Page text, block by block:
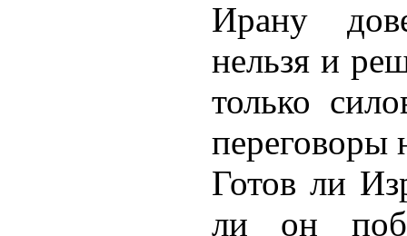
Ирану
нельзя и
только
переговоры
Готов ли
ли он